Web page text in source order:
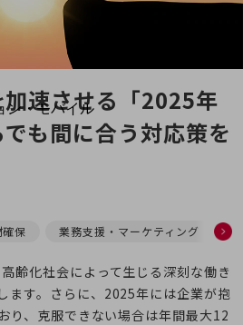
ン・モバイル
TOP
介
ン
速させる「2025年
も間に合う対応策を
確保 業務支援・マーケティング
齢化社会によって生じる深刻な働き
ます。さらに、2025年には企業が抱
り、克服できない場合は年間最大12